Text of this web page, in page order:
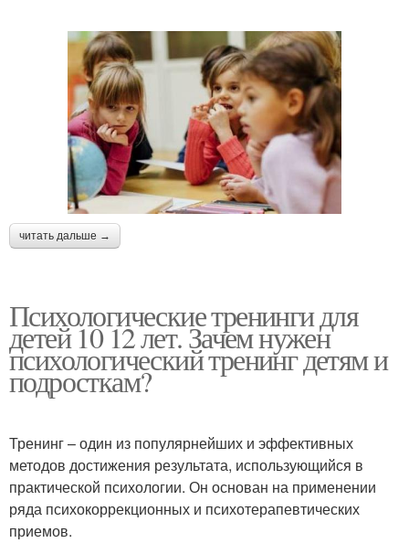
читать дальше →
Психологические тренинги для
детей 10 12 лет. Зачем нужен
психологический тренинг детям и
подросткам?
Тренинг – один из популярнейших и эффективных
методов достижения результата, использующийся в
практической психологии. Он основан на применении
ряда психокоррекционных и психотерапевтических
приемов.